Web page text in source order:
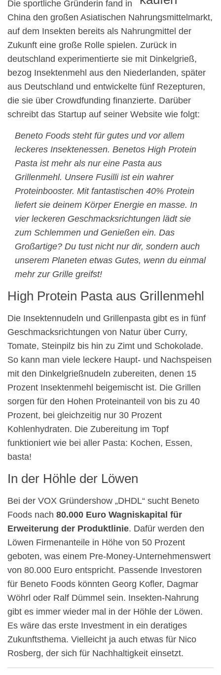
Die sportliche Gründerin fand in
China den großen Asiatischen Nahrungsmittelmarkt,
auf dem Insekten bereits als Nahrungmittel der
Zukunft eine große Rolle spielen. Zurück in
deutschland experimentierte sie mit Dinkelgrieß,
bezog Insektenmehl aus den Niederlanden, später
aus Deutschland und entwickelte fünf Rezepturen,
die sie über Crowdfunding finanzierte. Darüber
schreibt das Startup auf seiner Website wie folgt:
Beneto Foods steht für gutes und vor allem
leckeres Insektenessen. Benetos High Protein
Pasta ist mehr als nur eine Pasta aus
Grillenmehl. Unsere Fusilli ist ein wahrer
Proteinbooster. Mit fantastischen 40% Protein
liefert sie deinem Körper Energie en masse. In
vier leckeren Geschmacksrichtungen lädt sie
zum Schlemmen und Genießen ein. Das
Großartige? Du tust nicht nur dir, sondern auch
unserem Planeten etwas Gutes, wenn du einmal
mehr zur Grille greifst!
High Protein Pasta aus Grillenmehl
Die Insektennudeln und Grillenpasta gibt es in fünf
Geschmacksrichtungen von Natur über Curry,
Tomate, Steinpilz bis hin zu Zimt und Schokolade.
So kann man viele leckere Haupt- und Nachspeisen
mit den Dinkelgrießnudeln zubereiten, denen 15
Prozent Insektenmehl beigemischt ist. Die Grillen
sorgen für den Hohen Proteinanteil von bis zu 40
Prozent, bei gleichzeitig nur 30 Prozent
Kohlenhydraten. Die Zubereitung im Topf
funktioniert wie bei aller Pasta: Kochen, Essen,
basta!
In der Höhle der Löwen
Bei der VOX Gründershow „DHDL“ sucht Beneto
Foods nach 80.000 Euro Wagniskapital für
Erweiterung der Produktlinie. Dafür werden den
Löwen Firmenanteile in Höhe von 50 Prozent
geboten, was einem Pre-Money-Unternehmenswert
von 80.000 Euro entspricht. Passende Investoren
für Beneto Foods könnten Georg Kofler, Dagmar
Wöhrl oder Ralf Dümmel sein. Insekten-Nahrung
gibt es immer wieder mal in der Höhle der Löwen.
Es wäre das erste Investment in ein deratiges
Zukunftsthema. Vielleicht ja auch etwas für Nico
Rosberg, der sich für Nachhaltigkeit einsetzt.